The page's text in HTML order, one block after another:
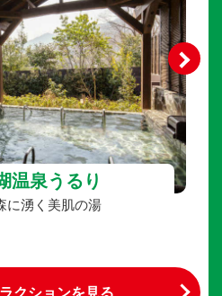
温泉うるり
に湧く美肌の湯
クションを見る